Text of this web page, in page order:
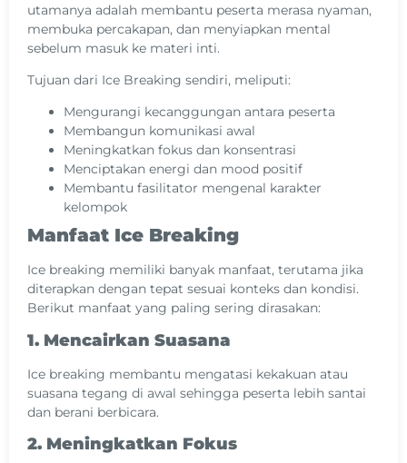
utamanya adalah membantu peserta merasa nyaman,
membuka percakapan, dan menyiapkan mental
sebelum masuk ke materi inti.
Tujuan dari Ice Breaking sendiri, meliputi:
Mengurangi kecanggungan antara peserta
Membangun komunikasi awal
Meningkatkan fokus dan konsentrasi
Menciptakan energi dan mood positif
Membantu fasilitator mengenal karakter
kelompok
Manfaat Ice Breaking
Ice breaking memiliki banyak manfaat, terutama jika
diterapkan dengan tepat sesuai konteks dan kondisi.
Berikut manfaat yang paling sering dirasakan:
1. Mencairkan Suasana
Ice breaking membantu mengatasi kekakuan atau
suasana tegang di awal sehingga peserta lebih santai
dan berani berbicara.
2. Meningkatkan Fokus